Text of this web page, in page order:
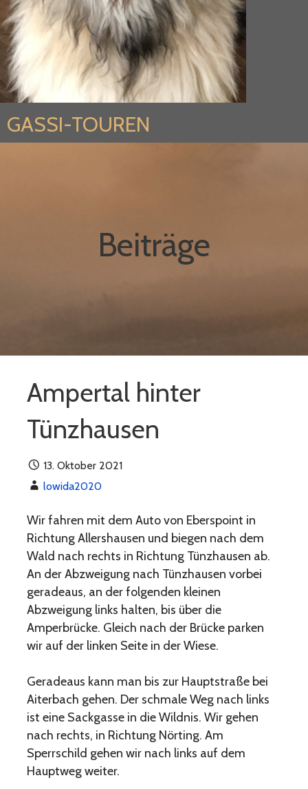
GASSI-TOUREN
Beiträge
Ampertal hinter
Tünzhausen
13. Oktober 2021
lowida2020
Wir fahren mit dem Auto von Eberspoint in
Richtung Allershausen und biegen nach dem
Wald nach rechts in Richtung Tünzhausen ab.
An der Abzweigung nach Tünzhausen vorbei
geradeaus, an der folgenden kleinen
Abzweigung links halten, bis über die
Amperbrücke. Gleich nach der Brücke parken
wir auf der linken Seite in der Wiese.
Geradeaus kann man bis zur Hauptstraße bei
Aiterbach gehen. Der schmale Weg nach links
ist eine Sackgasse in die Wildnis. Wir gehen
nach rechts, in Richtung Nörting. Am
Sperrschild gehen wir nach links auf dem
Hauptweg weiter.